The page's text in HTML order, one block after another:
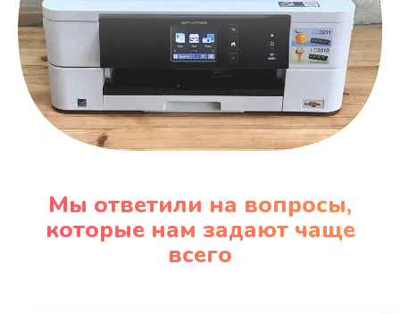
Мы ответили на вопросы,
которые нам задают чаще
всего